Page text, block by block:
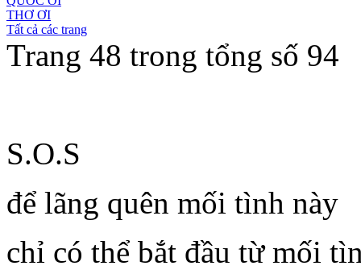
THƠ ƠI
Tất cả các trang
Trang 48 trong tổng số 94
S.O.S
để lãng quên mối tình này
chỉ có thể bắt đầu từ mối